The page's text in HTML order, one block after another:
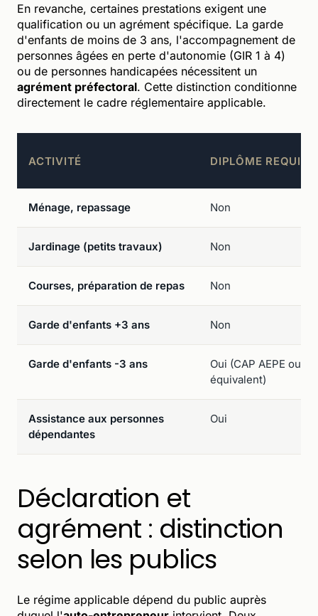
En revanche, certaines prestations exigent une
qualification ou un agrément spécifique. La garde
d'enfants de moins de 3 ans, l'accompagnement de
personnes âgées en perte d'autonomie (GIR 1 à 4)
ou de personnes handicapées nécessitent un
agrément préfectoral. Cette distinction conditionne
directement le cadre réglementaire applicable.
ACTIVITÉ DIPLÔME REQUIS
Ménage, repassage Non
Jardinage (petits travaux) Non
Courses, préparation de repas Non
Garde d'enfants +3 ans Non
Garde d'enfants -3 ans
Oui (CAP AEPE ou
équivalent)
Assistance aux personnes
dépendantes
Oui
Déclaration et
agrément : distinction
selon les publics
Le régime applicable dépend du public auprès